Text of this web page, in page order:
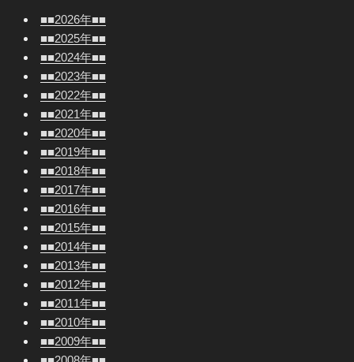
■■2026年■■
■■2025年■■
■■2024年■■
■■2023年■■
■■2022年■■
■■2021年■■
■■2020年■■
■■2019年■■
■■2018年■■
■■2017年■■
■■2016年■■
■■2015年■■
■■2014年■■
■■2013年■■
■■2012年■■
■■2011年■■
■■2010年■■
■■2009年■■